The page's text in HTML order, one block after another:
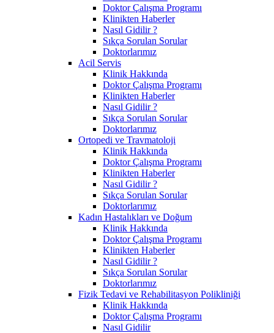
Doktor Çalışma Programı
Klinikten Haberler
Nasıl Gidilir ?
Sıkça Sorulan Sorular
Doktorlarımız
Acil Servis
Klinik Hakkında
Doktor Çalışma Programı
Klinikten Haberler
Nasıl Gidilir ?
Sıkça Sorulan Sorular
Doktorlarımız
Ortopedi ve Travmatoloji
Klinik Hakkında
Doktor Çalışma Programı
Klinikten Haberler
Nasıl Gidilir ?
Sıkça Sorulan Sorular
Doktorlarımız
Kadın Hastalıkları ve Doğum
Klinik Hakkında
Doktor Çalışma Programı
Klinikten Haberler
Nasıl Gidilir ?
Sıkça Sorulan Sorular
Doktorlarımız
Fizik Tedavi ve Rehabilitasyon Polikliniği
Klinik Hakkında
Doktor Çalışma Programı
Nasıl Gidilir